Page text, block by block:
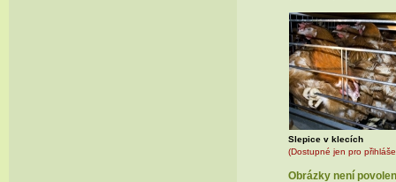
Slepice v klecích
(Dostupné jen pro
Obrázky není